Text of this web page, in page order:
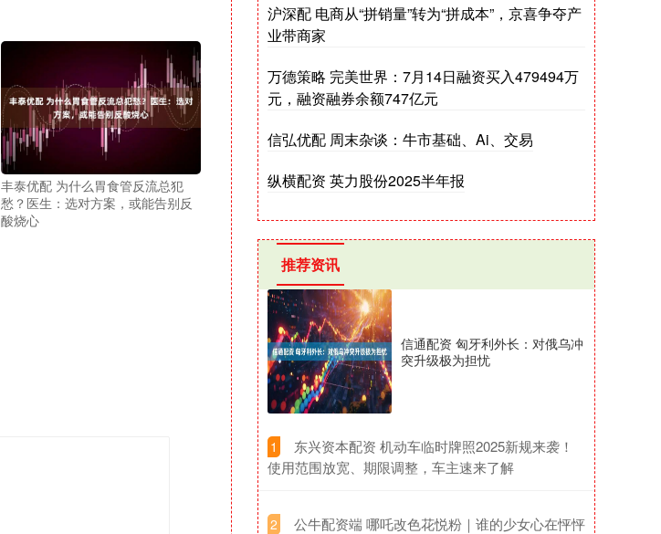
丰泰优配 为什么胃食管反流总犯
愁？医生：选对方案，或能告别反
酸烧心
沪深配 电商从“拼销量”转为“拼成本”，京喜争夺产
业带商家
万德策略 完美世界：7月14日融资买入479494万
元，融资融券余额747亿元
信弘优配 周末杂谈：牛市基础、Ai、交易
纵横配资 英力股份2025半年报
推荐资讯
信通配资 匈牙利外长：对俄乌冲
突升级极为担忧
1
​东兴资本配资 机动车临时牌照2025新规来袭！
使用范围放宽、期限调整，车主速来了解
2
​公牛配资端 哪吒改色花悦粉｜谁的少女心在怦怦